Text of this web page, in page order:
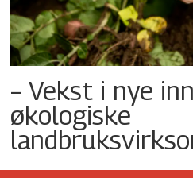
– Vekst i nye
økologiske